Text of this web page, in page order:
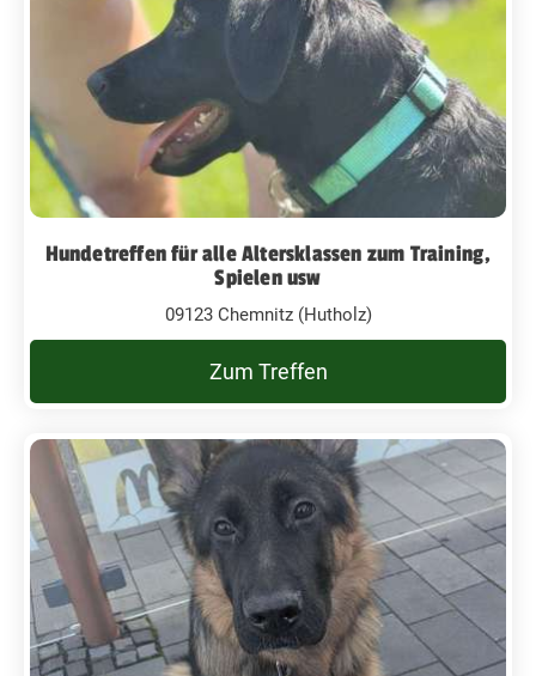
Hundetreffen für alle Altersklassen zum Training,
Spielen usw
09123 Chemnitz (Hutholz)
Zum Treffen